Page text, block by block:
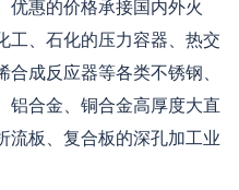
优惠的价格承接国内外火
工、石化的压力容器、热交
成反应器等各类不锈钢、
铝合金、铜合金高厚度大直
流板、复合板的深孔加工业